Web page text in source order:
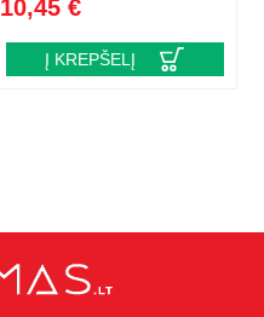
10,45 €
Į KREPŠELĮ